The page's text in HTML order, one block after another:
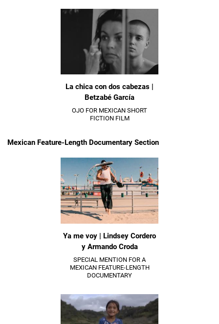
La chica con dos cabezas |
Betzabé García
OJO FOR MEXICAN SHORT
FICTION FILM
Mexican Feature-Length Documentary Section
Ya me voy | Lindsey Cordero
y Armando Croda
SPECIAL MENTION FOR A
MEXICAN FEATURE-LENGTH
DOCUMENTARY